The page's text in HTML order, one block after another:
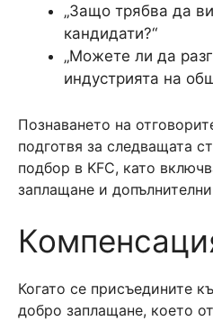
„Защо трябва да
кандидати?“
„Можете ли да
индустрията на
Познаването на
подготвя за следващата
подбор в KFC, като
заплащане и
Когато се присъедините
добро заплащане, което